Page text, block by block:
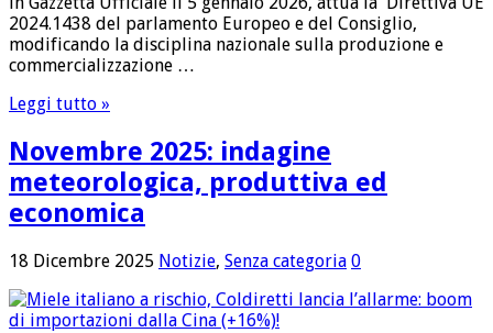
2024.1438 del parlamento Europeo e del Consiglio,
modificando la disciplina nazionale sulla produzione e
commercializzazione …
Leggi tutto »
Novembre 2025: indagine
meteorologica, produttiva ed
economica
18 Dicembre 2025 Notizie, Senza categoria 0